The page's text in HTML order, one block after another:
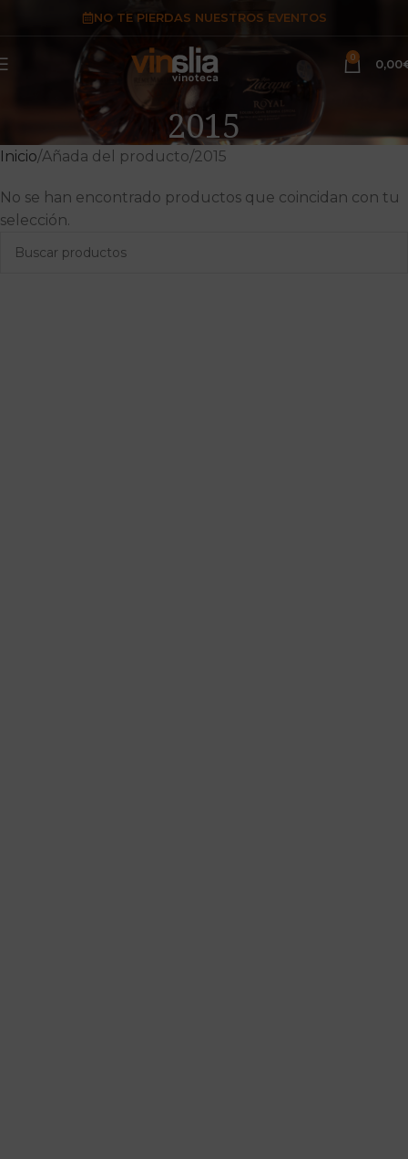
NO TE PIERDAS NUESTROS EVENTOS
0 0,00
2015
Inicio Añada del producto 2015
No se han encontrado productos que coincidan con tu
selección.